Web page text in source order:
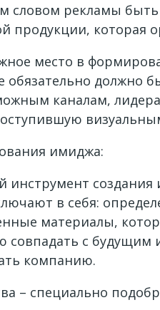
словом рекламы
продукции, которая
место в
должно
каналам,
имиджа:
создания
в себя:
материалы,
совпадать с будущим
компанию.
– специально